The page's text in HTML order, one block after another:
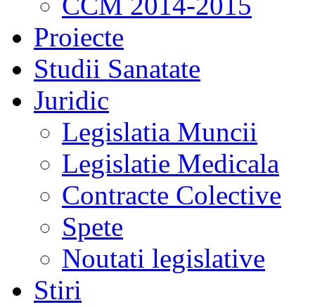
Proiecte
Studii Sanatate
Juridic
Legislatia Muncii
Legislatie Medicala
Contracte Colective
Spete
Noutati legislative
Stiri